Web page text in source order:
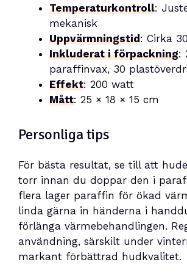
Temperaturkontroll:
mekanisk
Uppvärmningstid: Cirka
Inkluderat i förpackning:
paraffinvax, 30
Effekt: 200 watt
Mått: 25 × 18 × 15 cm
Personliga tips
För bästa resultat, se till att
torr innan du doppar den i
flera lager paraffin för ökad
linda gärna in händerna i
förlänga värmebehandlingen.
användning, särskilt under
markant förbättrad hudkvalitet.